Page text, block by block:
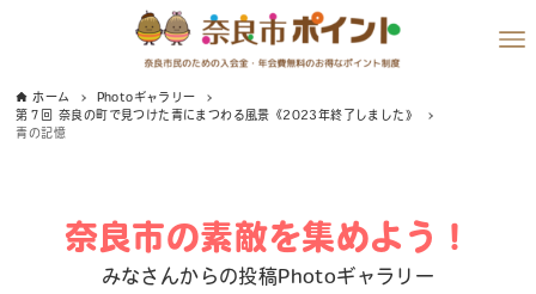
ホーム
Photoギャラリー
第７回 奈良の町で見つけた青にまつわる風景《2023年終了しました》
青の記憶
奈良市の素敵を集めよう！
みなさんからの投稿Photoギャラリー